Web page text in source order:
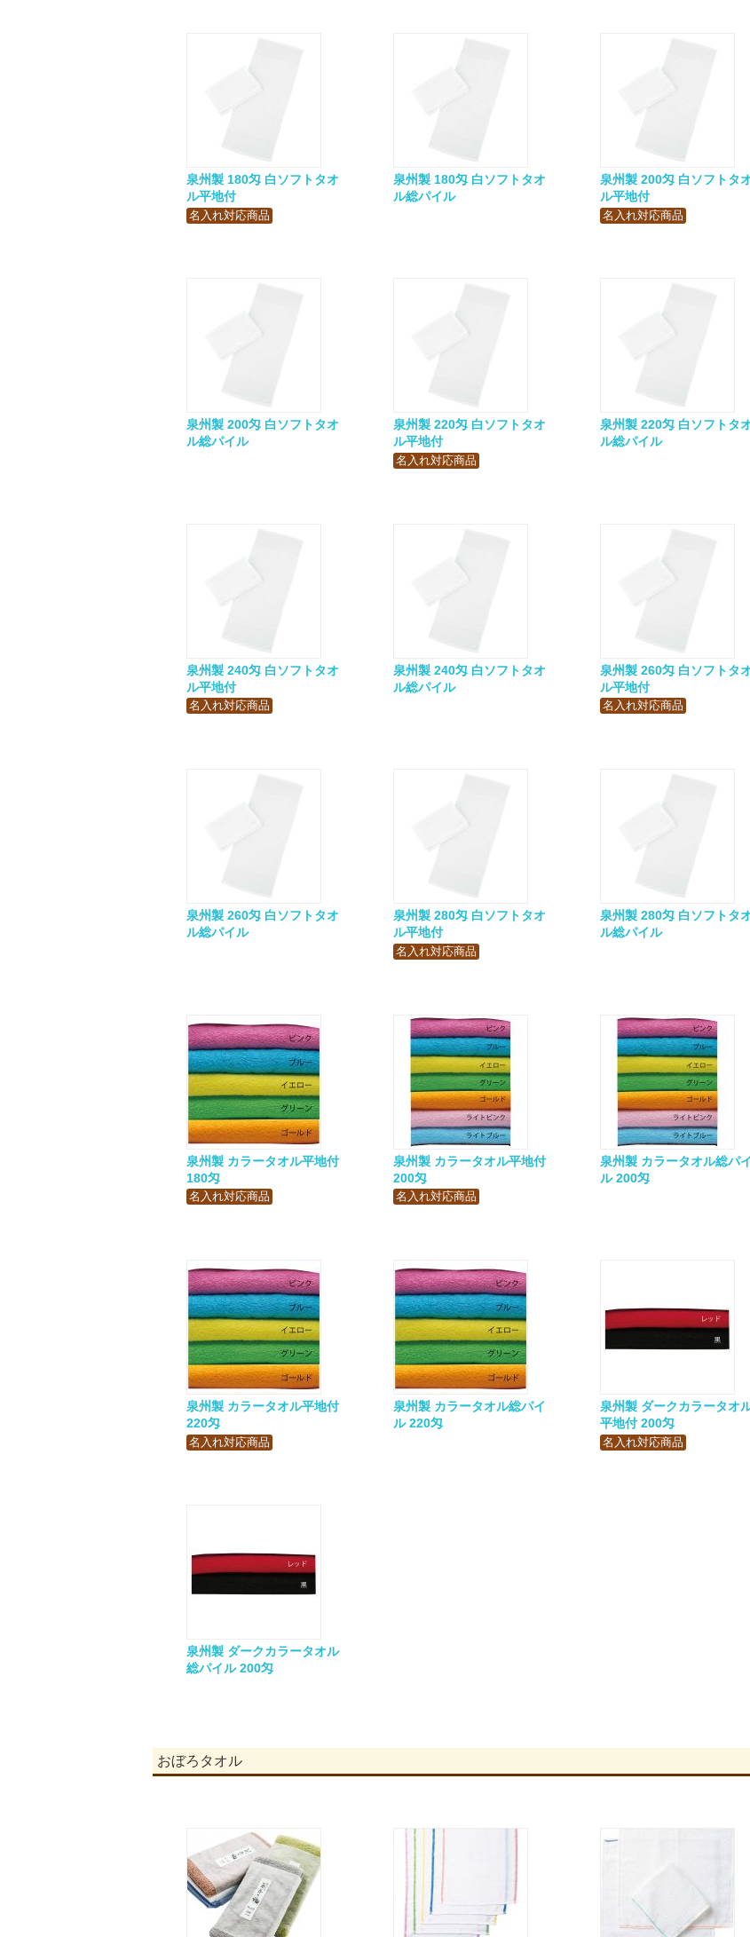
泉州製 180匁 白ソフトタオ
ル平地付
名入れ対応商品
泉州製 180匁 白ソフトタオ
ル総パイル
泉州製 200匁 白ソフトタ
ル平地付
名入れ対応商品
泉州製 200匁 白ソフトタオ
ル総パイル
泉州製 220匁 白ソフトタオ
ル平地付
名入れ対応商品
泉州製 220匁 白ソフトタ
ル総パイル
泉州製 240匁 白ソフトタオ
ル平地付
名入れ対応商品
泉州製 240匁 白ソフトタオ
ル総パイル
泉州製 260匁 白ソフトタ
ル平地付
名入れ対応商品
泉州製 260匁 白ソフトタオ
ル総パイル
泉州製 280匁 白ソフトタオ
ル平地付
名入れ対応商品
泉州製 280匁 白ソフトタ
ル総パイル
泉州製 カラータオル平地付
180匁
名入れ対応商品
泉州製 カラータオル平地付
200匁
名入れ対応商品
泉州製 カラータオル総パイ
ル 200匁
泉州製 カラータオル平地付
220匁
名入れ対応商品
泉州製 カラータオル総パイ
ル 220匁
泉州製 ダークカラータオ
平地付 200匁
名入れ対応商品
泉州製 ダークカラータオル
総パイル 200匁
おぼろタオル